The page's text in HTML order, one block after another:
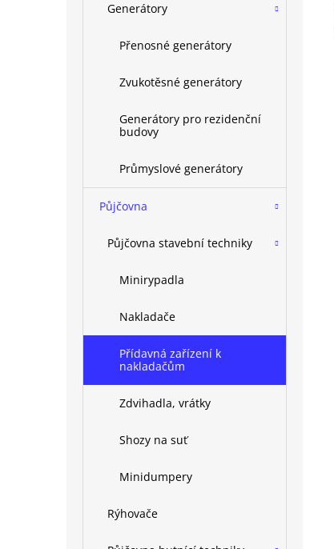
Generátory
Přenosné generátory
Zvukotěsné generátory
Generátory pro rezidenční
budovy
Průmyslové generátory
Půjčovna
Půjčovna stavební techniky
Minirypadla
Nakladače
Přídavná zařízení k
nakladačům
Zdvihadla, vrátky
Shozy na suť
Minidumpery
Rýhovače